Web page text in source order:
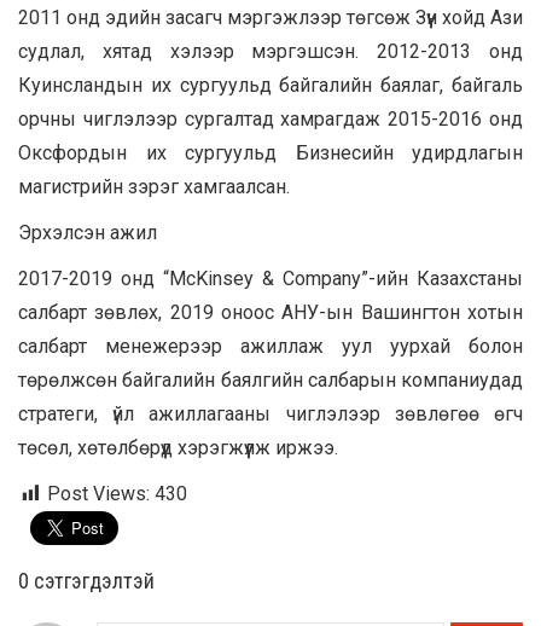
2011 онд эдийн засагч мэргэжлээр төгсөж Зүүн хойд Ази
судлал, хятад хэлээр мэргэшсэн. 2012-2013 онд
Куинсландын их сургуульд байгалийн баялаг, байгаль
орчны чиглэлээр сургалтад хамрагдаж 2015-2016 онд
Оксфордын их сургуульд Бизнесийн удирдлагын
магистрийн зэрэг хамгаалсан.
Эрхэлсэн ажил
2017-2019 онд “McKinsey & Company”-ийн Казахстаны
салбарт зөвлөх, 2019 оноос АНУ-ын Вашингтон хотын
салбарт менежерээр ажиллаж уул уурхай болон
төрөлжсөн байгалийн баялгийн салбарын компаниудад
стратеги, үйл ажиллагааны чиглэлээр зөвлөгөө өгч
төсөл, хөтөлбөрүүд хэрэгжүүлж иржээ.
Post Views: 430
0 cэтгэгдэлтэй